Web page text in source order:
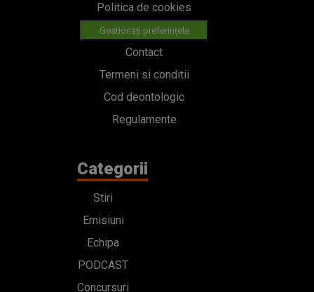
Politica de cookies
Gestionați preferințele
Contact
Termeni si conditii
Cod deontologic
Regulamente
Categorii
Stiri
Emisiuni
Echipa
PODCAST
Concursuri